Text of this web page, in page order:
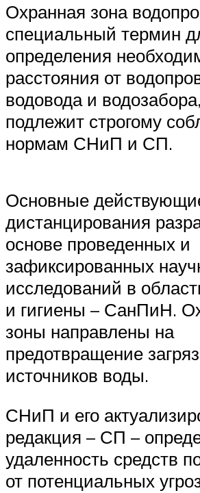
Охранная зона
специальный термин
определения
расстояния от
водовода и
подлежит строгому
нормам СНиП и СП.
Основные
дистанцирования
основе проведенных и
зафиксированных
исследований в
и гигиены – СанПиН.
зоны направлены на
предотвращение
источников воды.
СНиП и его
редакция – СП –
удаленность средств
от потенциальных